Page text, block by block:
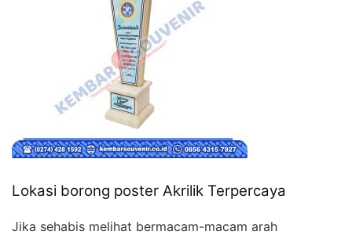
Lokasi borong poster Akrilik Terpercaya
Jika sehabis melihat bermacam-macam arah